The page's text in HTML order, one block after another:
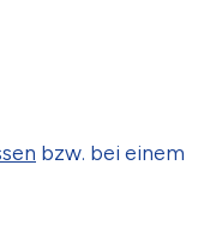
bzw. bei einem